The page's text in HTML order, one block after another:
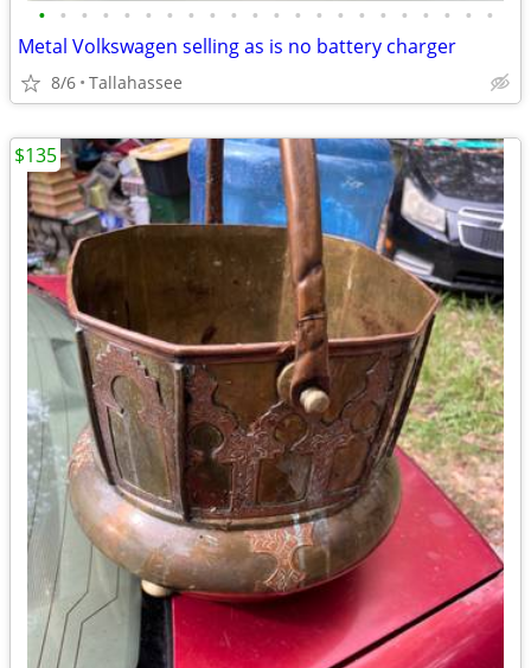
• • • • • • • • • • • • • • • • • • • • • •
Metal Volkswagen selling as is no battery charger
8/6 Tallahassee
$135